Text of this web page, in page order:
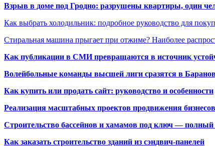
Взрыв в доме под Гродно: разрушены квартиры, один
Как выбрать холодильник: подробное руководство для
Стиральная машина прыгает при отжиме? Наиболее
Как публикации в СМИ превращаются в источник
Волейбольные команды высшей лиги сразятся в
Как купить или продать сайт: руководство и особенности
Реализация масштабных проектов продвижения
Строительство бассейнов и хамамов под ключ — полный
Как заказать строительство зданий из сэндвич-панелей